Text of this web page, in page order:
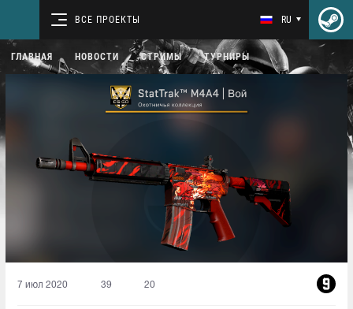
ВСЕ ПРОЕКТЫ RU
ГЛАВНАЯ НОВОСТИ СТРИМЫ ТУРНИРЫ
7 июл 2020 39 20